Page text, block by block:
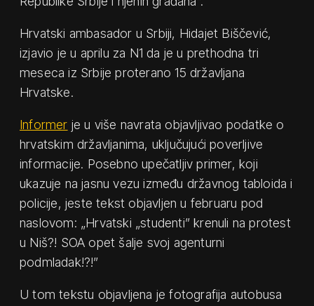
Hrvatski ambasador u Srbiji, Hidajet Biščević,
izjavio je u aprilu za N1 da je u prethodna tri
meseca iz Srbije proterano 15 državljana
Hrvatske.
Informer je u više navrata objavljivao podatke o
hrvatskim državljanima, uključujući poverljive
informacije. Posebno upečatljiv primer, koji
ukazuje na jasnu vezu između državnog tabloida i
policije, jeste tekst objavljen u februaru pod
naslovom: „Hrvatski „studenti” krenuli na protest
u Niš?! SOA opet šalje svoj agenturni
podmladak!?!”
U tom tekstu objavljena je fotografija autobusa